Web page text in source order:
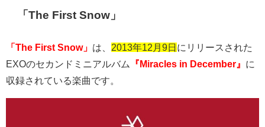
「The First Snow」
「The First Snow」 は、 2013年12月9日 にリリースされた
EXOのセカンドミニアルバム 『Miracles in December』 に
収録されている楽曲です。